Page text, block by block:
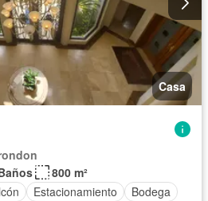
Casa
800 m²
Estacionamiento
Bodega